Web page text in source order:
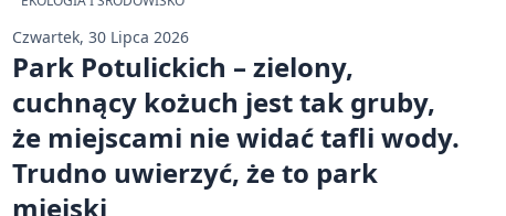
Czwartek, 30 Lipca 2026
Park Potulickich – zielony,
cuchnący kożuch jest tak gruby,
że miejscami nie widać tafli wody.
Trudno uwierzyć, że to park
miejski